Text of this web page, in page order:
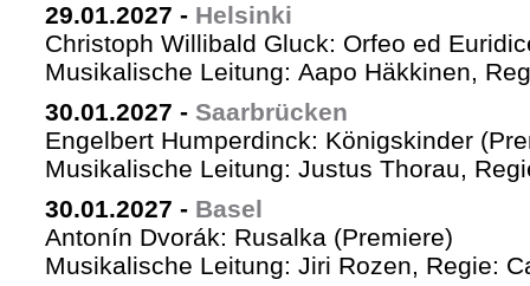
29.01.2027 - Helsinki
Christoph Willibald Gluck: Orfeo ed
Musikalische Leitung: Aapo Häkkinen,
30.01.2027 - Saarbrücken
Engelbert Humperdinck: Königskinder
Musikalische Leitung: Justus Thorau,
30.01.2027 - Basel
Antonín Dvorák: Rusalka (Premiere)
Musikalische Leitung: Jiri Rozen, Regie: